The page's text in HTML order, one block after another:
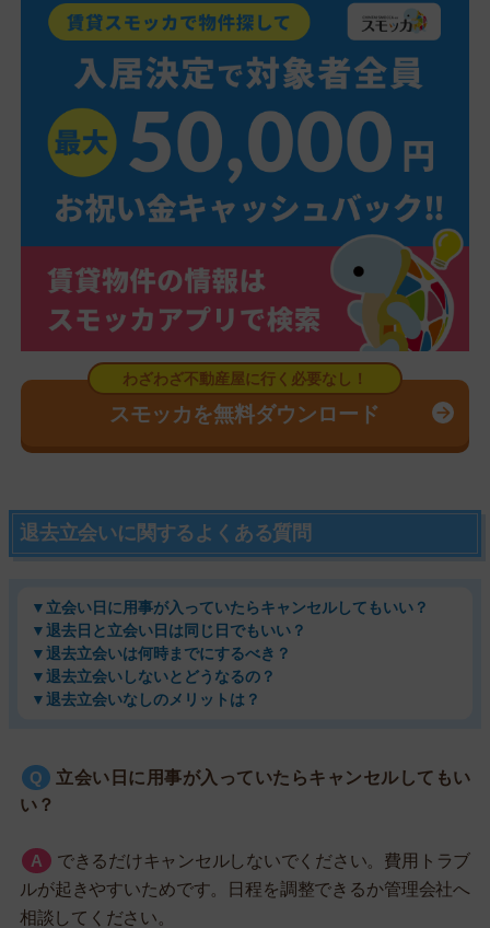
スモッカを無料ダウンロード
退去立会いに関するよくある質問
▼立会い日に用事が入っていたらキャンセルしてもいい？
▼退去日と立会い日は同じ日でもいい？
▼退去立会いは何時までにするべき？
▼退去立会いしないとどうなるの？
▼退去立会いなしのメリットは？
立会い日に用事が入っていたらキャンセルしてもい
い？
できるだけキャンセルしないでください。費用トラブ
ルが起きやすいためです。日程を調整できるか管理会社へ
相談してください。